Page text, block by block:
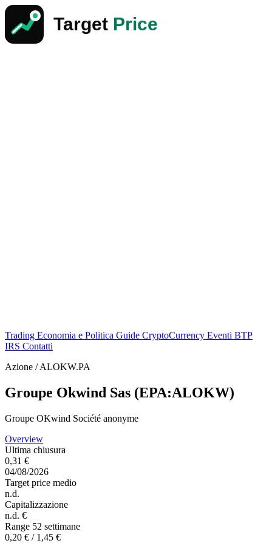
Trading Economia e Politica Guide CryptoCurrency Eventi BTP
IRS Contatti
Azione / ALOKW.PA
Groupe Okwind Sas (EPA:ALOKW)
Groupe OKwind Société anonyme
Overview
Ultima chiusura
0,31 €
04/08/2026
Target price medio
n.d.
Capitalizzazione
n.d. €
Range 52 settimane
0,20 € / 1,45 €